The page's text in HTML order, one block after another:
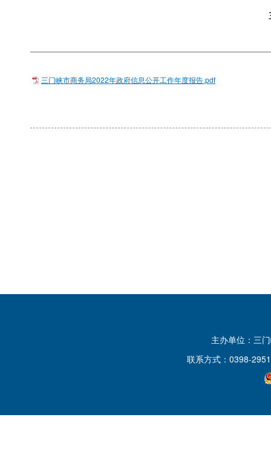
三门峡市商务局2022年政府信息公开工作年度报告.pdf
主办单位：三
联系方式：0398-